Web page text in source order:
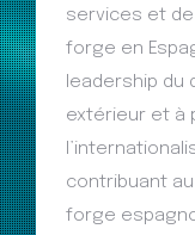
services et
forge en
leadership du
extérieur et à
contribuant
forge